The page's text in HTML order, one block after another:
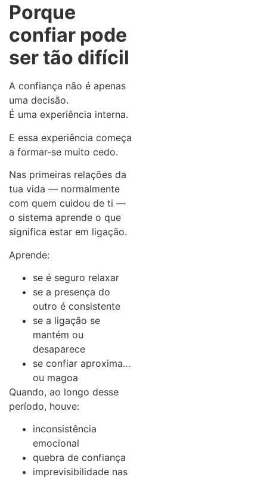
Porque
confiar pode
ser tão difícil
A confiança não é apenas
uma decisão.
É uma experiência interna.
E essa experiência começa
a formar-se muito cedo.
Nas primeiras relações da
tua vida — normalmente
com quem cuidou de ti —
o sistema aprende o que
significa estar em ligação.
Aprende:
se é seguro relaxar
se a presença do
outro é consistente
se a ligação se
mantém ou
desaparece
se confiar aproxima…
ou magoa
Quando, ao longo desse
período, houve:
inconsistência
emocional
quebra de confiança
imprevisibilidade nas